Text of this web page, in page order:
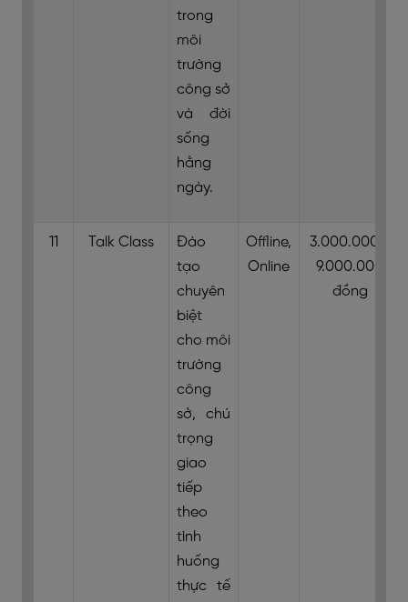
trong
môi
trường
công sở
và đời
sống
hằng
ngày.
11 Talk Class
Đào
tạo
chuyên
biệt
cho môi
trường
công
sở, chú
trọng
giao
tiếp
theo
tình
huống
thực tế
Offline,
Online
3.000.000 -
9.000.000
đồng